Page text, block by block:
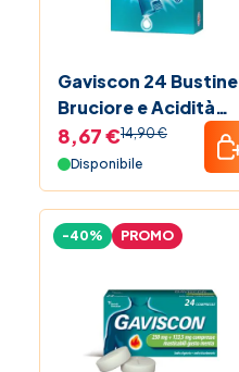
Gaviscon 24 Bustine
Bruciore e Acidità
500+267mg/10 ml
8,67 €14,90 €
Disponibile
-40% PROMO